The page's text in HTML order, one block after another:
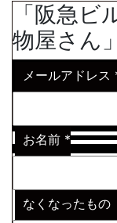
「阪急
物屋さん
メールアドレス
お名前 *
なくなったもの